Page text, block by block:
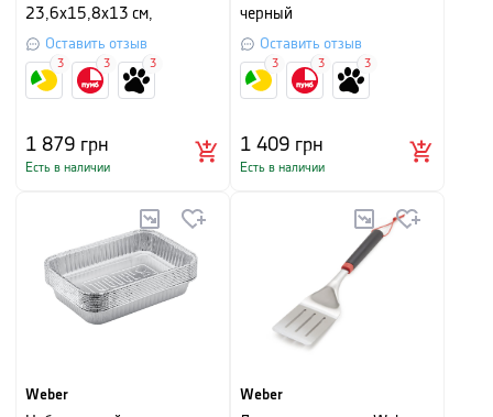
23,6х15,8х13 см,
серебристый
Оставить отзыв
1 879 грн
Есть в наличии
3 3 3
черный
Оставить отзыв
1 409 грн
Есть в наличии
3 3 3
Weber
Weber